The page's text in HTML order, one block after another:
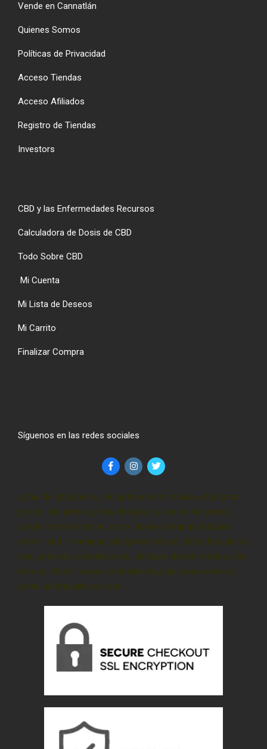
Vende en Cannatlán
Quienes Somos
Políticas de Privacidad
Acceso Tiendas
Acceso Afiliados
Registro de Tiendas
Investors
CBD y las Enfermedades Recursos
Calculadora de Dosis de CBD
Todo Sobre CBD
Mi Cuenta
Mi Lista de Deseos
Mi Carrito
Finalizar Compra
Síguenos en las redes sociales
gotas de cbd precio, cbd gotas precio méxico, cbd gotas
precio, cbd precio, gotas cbd precio, aceite cbd precio,
donde comprar cbd en cdmx, donde comprar cbd para
dormir, cbd – comprar, cbd gotas méxico, cbd cdmx, pluma
cbd, gotas de cannabi precio, cbd para dormir méxico, cbd
mexico, cbd oil precio, cannabidiol gotas precio méxico,
gotas sublinguales de cbd